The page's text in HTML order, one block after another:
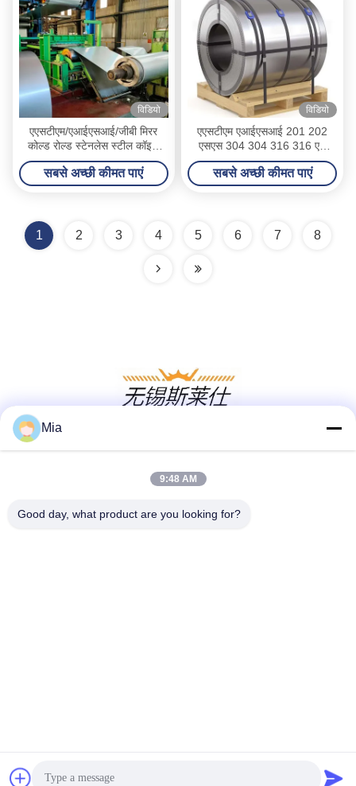
विडियो
एएसटीएम/एआईएसआई/जीबी मिरर
कोल्ड रोल्ड स्टेनलेस स्टील कॉइल
201 301 304 304L 316 316L
सबसे अच्छी कीमत पाएं
विडियो
एएसटीएम एआईएसआई 201 202
एसएस 304 304 316 316 एल
430 ग्रेड 2 बी खत्म गर्म ठंडा लुढ़का
हुआ स्टेनलेस स्टील कॉइल्स
सबसे अच्छी कीमत पाएं
1 2 3 4 5 6 7 8
चीन अच्छा गुणवत्ता पीतल धातु की चादरें आपूर्तिकर्ता. कॉपीराइट © 2022-2026
Mia
9:48 AM
Good day, what product are you looking for?